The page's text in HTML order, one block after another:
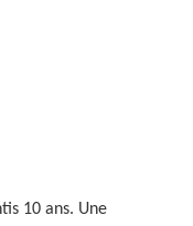
10 ans. Une